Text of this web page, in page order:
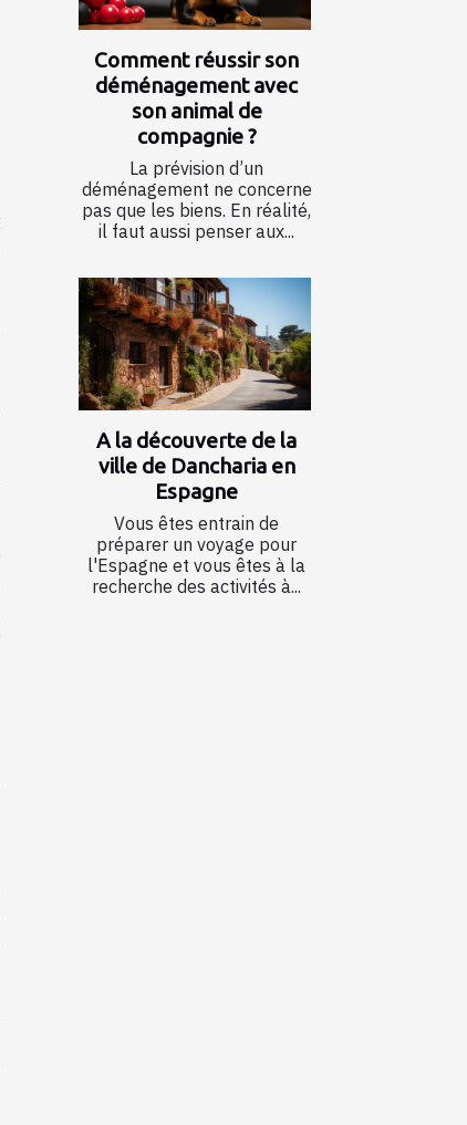
Comment réussir son
déménagement avec
son animal de
compagnie ?
La prévision d’un
déménagement ne concerne
pas que les biens. En réalité,
il faut aussi penser aux...
A la découverte de la
ville de Dancharia en
Espagne
Vous êtes entrain de
préparer un voyage pour
l'Espagne et vous êtes à la
recherche des activités à...